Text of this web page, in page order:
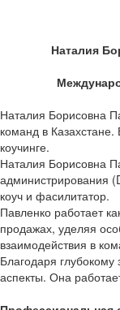
Наталия
Наталия Борисовна
команд в
коучинге.
Наталия Борисовна
администрирования
коуч и фасилитатор.
Павленко работает
продажах, уделяя
взаимодействия в
Благодаря
аспекты. Она